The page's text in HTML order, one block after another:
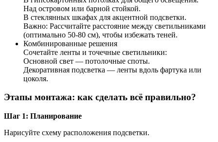
Над островом или барной стойкой.
В стеклянных шкафах для акцентной подсветки.
Важно: Рассчитайте расстояние между светильниками
(оптимально 50-80 см), чтобы избежать теней.
Комбинированные решения
Сочетайте ленты и точечные светильники:
Основной свет — потолочные споты.
Декоративная подсветка — ленты вдоль фартука или
цоколя.
Этапы монтажа: как сделать всё правильно?
Шаг 1: Планирование
Нарисуйте схему расположения подсветки.